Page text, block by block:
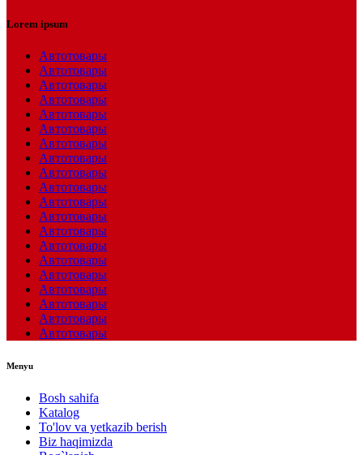
Lorem ipsum
Автотовары
Автотовары
Автотовары
Автотовары
Автотовары
Автотовары
Автотовары
Автотовары
Автотовары
Автотовары
Автотовары
Автотовары
Автотовары
Автотовары
Автотовары
Автотовары
Автотовары
Автотовары
Автотовары
Автотовары
Menyu
Bosh sahifa
Katalog
To'lov va yetkazib berish
Biz haqimizda